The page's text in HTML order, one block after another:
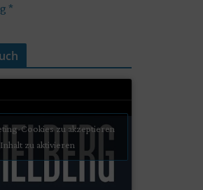
*
Cookies zu akzeptieren
zu aktivieren